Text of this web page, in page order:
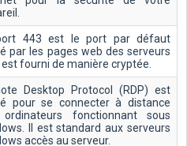
443 est le port par défaut
par les pages web des serveurs
est fourni de manière cryptée.
Desktop Protocol (RDP) est
pour se connecter à distance
fonctionnant sous
Il est standard aux serveurs
accès au serveur.